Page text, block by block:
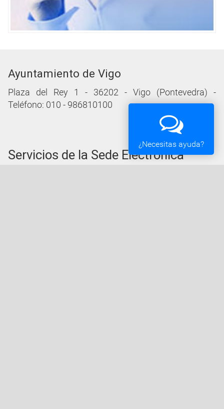
Ayuntamiento de Vigo
Plaza del Rey 1 - 36202 - Vigo (Pontevedra) -
Teléfono: 010 - 986810100
Servicios de la Sede Electrónica
¿Necesitas ayuda?